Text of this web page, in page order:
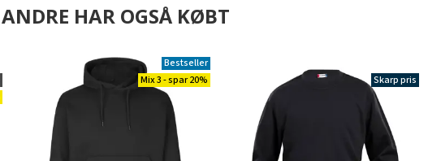
ANDRE HAR OGSÅ KØBT
Bestseller
Mix 3 - spar 20%
Skarp pris